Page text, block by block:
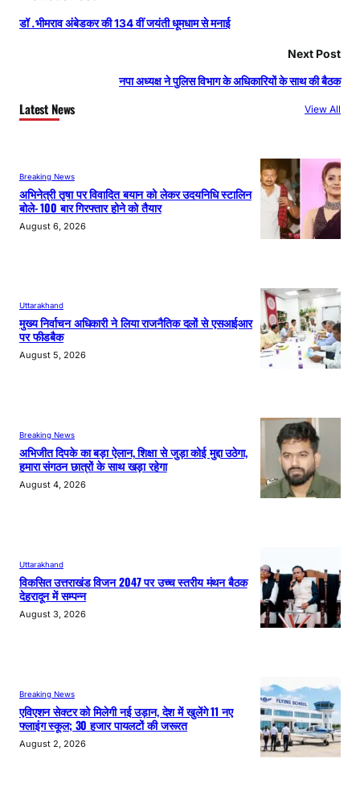
डॉ .भीमराव अंबेडकर की 134 वीं जयंती धूमधाम से मनाई
Next Post
नपा अध्यक्ष ने पुलिस विभाग के अधिकारियों के साथ की बैठक
Latest News View All
Breaking News
अभिनेत्री तृषा पर विवादित बयान को लेकर उदयनिधि स्टालिन
बोले- 100 बार गिरफ्तार होने को तैयार
August 6, 2026
Uttarakhand
मुख्य निर्वाचन अधिकारी ने लिया राजनैतिक दलों से एसआईआर
पर फीडबैक
August 5, 2026
Breaking News
अभिजीत दिपके का बड़ा ऐलान, शिक्षा से जुड़ा कोई मुद्दा उठेगा,
हमारा संगठन छात्रों के साथ खड़ा रहेगा
August 4, 2026
Uttarakhand
विकसित उत्तराखंड विजन 2047 पर उच्च स्तरीय मंथन बैठक
देहरादून में सम्पन्न
August 3, 2026
Breaking News
एविएशन सेक्टर को मिलेगी नई उड़ान, देश में खुलेंगे 11 नए
फ्लाइंग स्कूल; 30 हजार पायलटों की जरूरत
August 2, 2026